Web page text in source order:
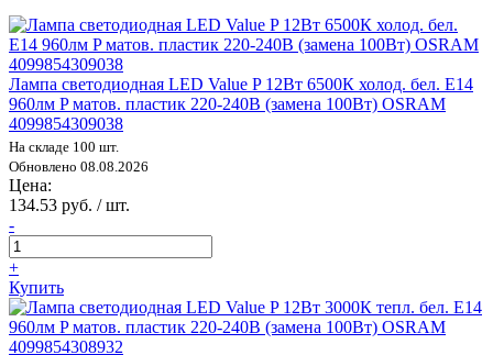
Лампа светодиодная LED Value P 12Вт 6500К холод. бел. E14
960лм P матов. пластик 220-240В (замена 100Вт) OSRAM
4099854309038
На складе 100 шт.
Обновлено 08.08.2026
Цена:
134.53 руб. / шт.
-
+
Купить